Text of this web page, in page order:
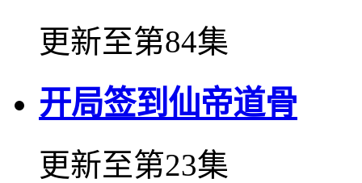
更新至第84集
开局签到仙帝道骨
更新至第23集